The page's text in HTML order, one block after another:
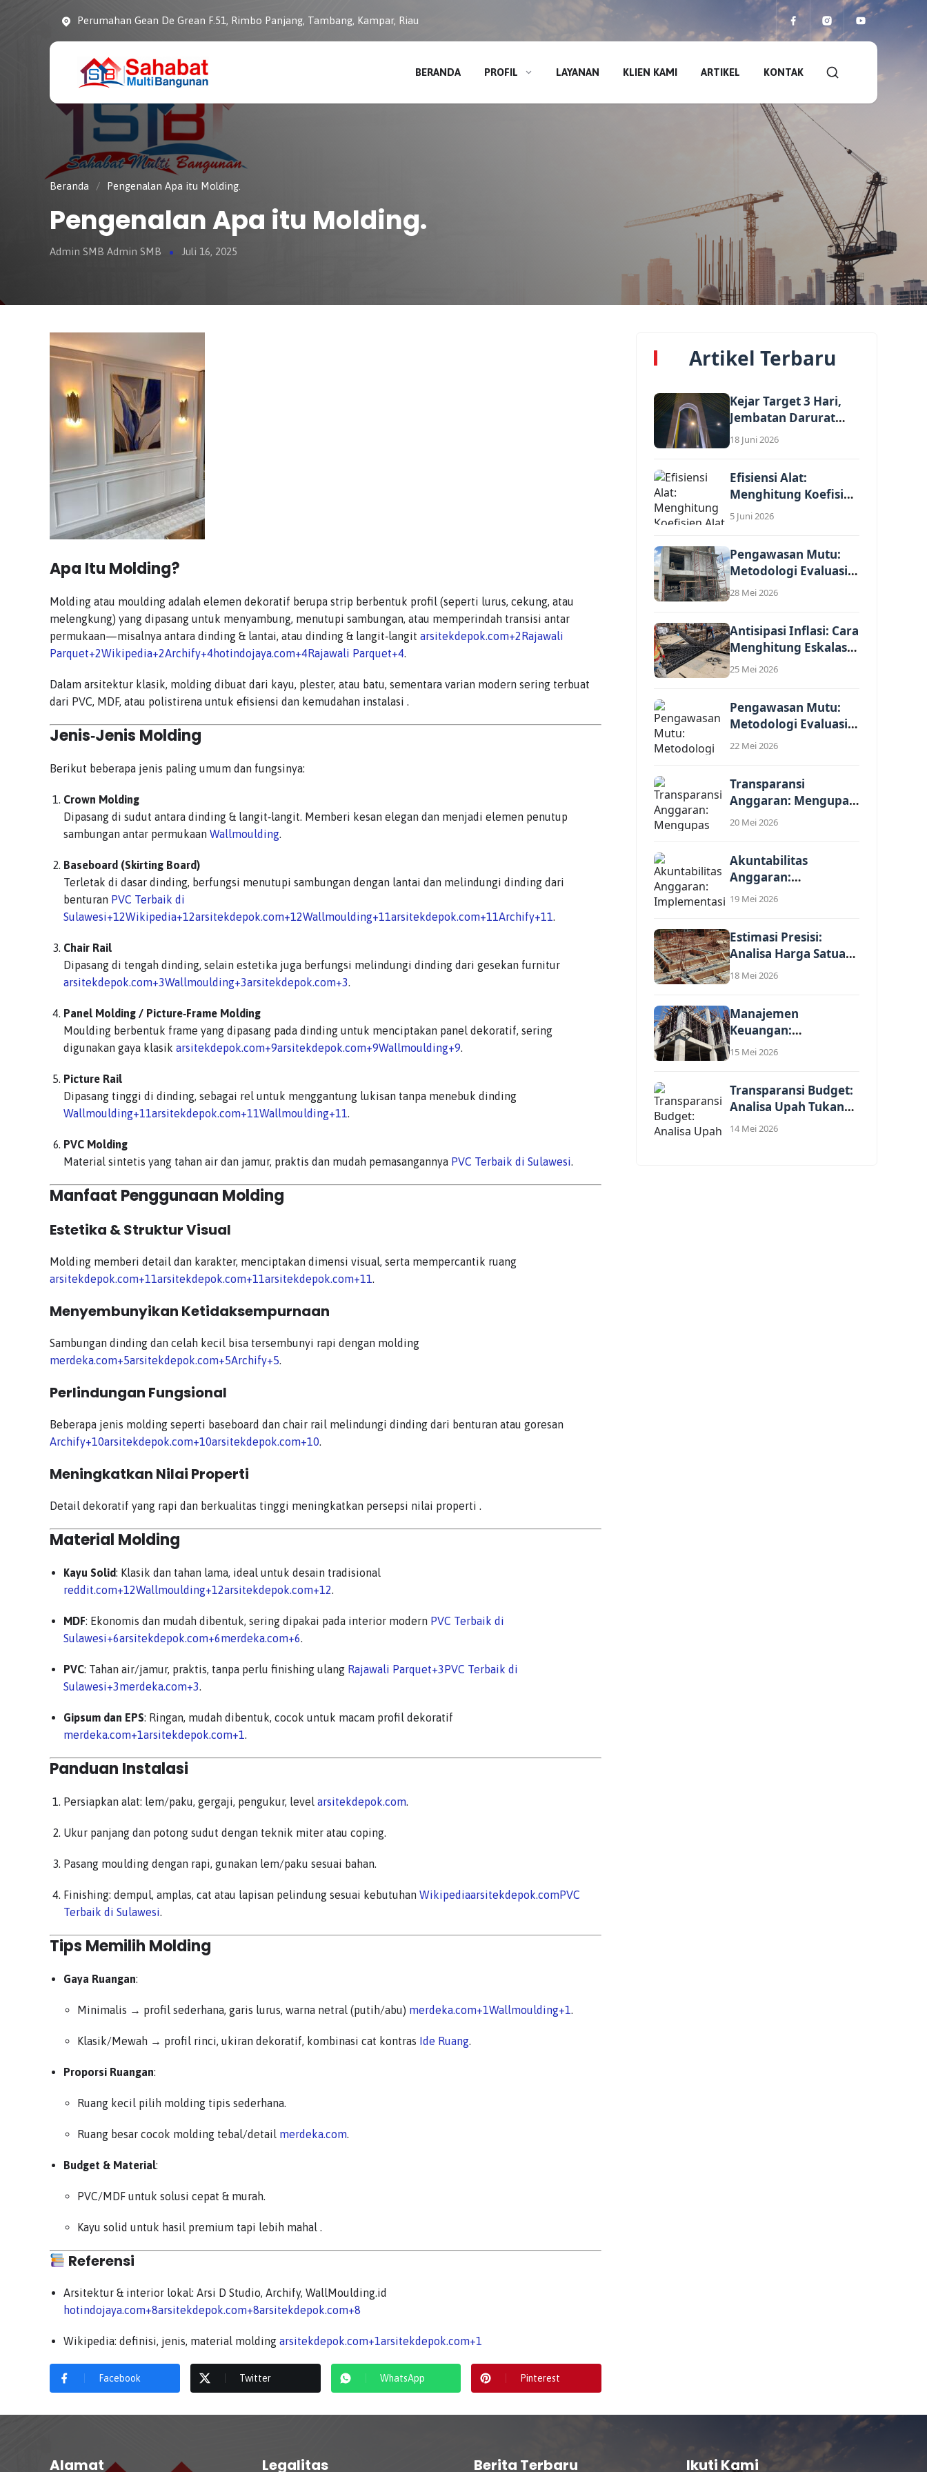
Perumahan Gean De Grean F.51, Rimbo Panjang, Tambang, Kampar, Riau
CV. SAHABAT
MULTI
BANGUNAN
Sahabat Pembangunan
Anda
BERANDA PROFIL LAYANAN KLIEN KAMI ARTIKEL KONTAK
Beranda / Pengenalan Apa itu Molding.
Pengenalan Apa itu Molding.
Admin SMB Admin SMB Juli 16, 2025
Apa Itu Molding?
Molding atau moulding adalah elemen dekoratif berupa strip berbentuk profil (seperti lurus, cekung, atau
melengkung) yang dipasang untuk menyambung, menutupi sambungan, atau memperindah transisi antar
permukaan—misalnya antara dinding & lantai, atau dinding & langit‑langit arsitekdepok.com+2Rajawali
Parquet+2Wikipedia+2Archify+4hotindojaya.com+4Rajawali Parquet+4.
Dalam arsitektur klasik, molding dibuat dari kayu, plester, atau batu, sementara varian modern sering terbuat
dari PVC, MDF, atau polistirena untuk efisiensi dan kemudahan instalasi .
Jenis‑Jenis Molding
Berikut beberapa jenis paling umum dan fungsinya:
Crown Molding
Dipasang di sudut antara dinding & langit‑langit. Memberi kesan elegan dan menjadi elemen penutup
sambungan antar permukaan Wallmoulding.
Baseboard (Skirting Board)
Terletak di dasar dinding, berfungsi menutupi sambungan dengan lantai dan melindungi dinding dari
benturan PVC Terbaik di
Sulawesi+12Wikipedia+12arsitekdepok.com+12Wallmoulding+11arsitekdepok.com+11Archify+11.
Chair Rail
Dipasang di tengah dinding, selain estetika juga berfungsi melindungi dinding dari gesekan furnitur
arsitekdepok.com+3Wallmoulding+3arsitekdepok.com+3.
Panel Molding / Picture‑Frame Molding
Moulding berbentuk frame yang dipasang pada dinding untuk menciptakan panel dekoratif, sering
digunakan gaya klasik arsitekdepok.com+9arsitekdepok.com+9Wallmoulding+9.
Picture Rail
Dipasang tinggi di dinding, sebagai rel untuk menggantung lukisan tanpa menebuk dinding
Wallmoulding+11arsitekdepok.com+11Wallmoulding+11.
PVC Molding
Material sintetis yang tahan air dan jamur, praktis dan mudah pemasangannya PVC Terbaik di Sulawesi.
Manfaat Penggunaan Molding
Estetika & Struktur Visual
Molding memberi detail dan karakter, menciptakan dimensi visual, serta mempercantik ruang
arsitekdepok.com+11arsitekdepok.com+11arsitekdepok.com+11.
Menyembunyikan Ketidaksempurnaan
Sambungan dinding dan celah kecil bisa tersembunyi rapi dengan molding
merdeka.com+5arsitekdepok.com+5Archify+5.
Perlindungan Fungsional
Beberapa jenis molding seperti baseboard dan chair rail melindungi dinding dari benturan atau goresan
Archify+10arsitekdepok.com+10arsitekdepok.com+10.
Meningkatkan Nilai Properti
Detail dekoratif yang rapi dan berkualitas tinggi meningkatkan persepsi nilai properti .
Material Molding
Kayu Solid: Klasik dan tahan lama, ideal untuk desain tradisional
reddit.com+12Wallmoulding+12arsitekdepok.com+12.
MDF: Ekonomis dan mudah dibentuk, sering dipakai pada interior modern PVC Terbaik di
Sulawesi+6arsitekdepok.com+6merdeka.com+6.
PVC: Tahan air/jamur, praktis, tanpa perlu finishing ulang Rajawali Parquet+3PVC Terbaik di
Sulawesi+3merdeka.com+3.
Gipsum dan EPS: Ringan, mudah dibentuk, cocok untuk macam profil dekoratif
merdeka.com+1arsitekdepok.com+1.
Panduan Instalasi
Persiapkan alat: lem/paku, gergaji, pengukur, level arsitekdepok.com.
Ukur panjang dan potong sudut dengan teknik miter atau coping.
Pasang moulding dengan rapi, gunakan lem/paku sesuai bahan.
Finishing: dempul, amplas, cat atau lapisan pelindung sesuai kebutuhan Wikipediaarsitekdepok.comPVC
Terbaik di Sulawesi.
Tips Memilih Molding
Gaya Ruangan:
Minimalis → profil sederhana, garis lurus, warna netral (putih/abu) merdeka.com+1Wallmoulding+1.
Klasik/Mewah → profil rinci, ukiran dekoratif, kombinasi cat kontras Ide Ruang.
Proporsi Ruangan:
Ruang kecil pilih molding tipis sederhana.
Ruang besar cocok molding tebal/detail merdeka.com.
Budget & Material:
PVC/MDF untuk solusi cepat & murah.
Kayu solid untuk hasil premium tapi lebih mahal .
Referensi
Arsitektur & interior lokal: Arsi D Studio, Archify, WallMoulding.id
hotindojaya.com+8arsitekdepok.com+8arsitekdepok.com+8
Wikipedia: definisi, jenis, material molding arsitekdepok.com+1arsitekdepok.com+1
Facebook Twitter WhatsApp Pinterest
Artikel Terbaru
Kejar Target 3 Hari,
Jembatan Darurat
Nelayan Rumbai...
18 Juni 2026
Efisiensi Alat:
Menghitung Koefisien
Alat Berat dalam
5 Juni 2026
Pengawasan Mutu:
Metodologi Evaluasi
Kewajaran Harga
28 Mei 2026
Antisipasi Inflasi: Cara
Menghitung Eskalasi
Harga dalam
25 Mei 2026
Pengawasan Mutu:
Metodologi Evaluasi
Kewajaran Harga
22 Mei 2026
Transparansi
Anggaran: Mengupas
Komponen Biaya
20 Mei 2026
Akuntabilitas
Anggaran:
Implementasi Standar
19 Mei 2026
Estimasi Presisi:
Analisa Harga Satuan
Pekerjaan Renovasi
18 Mei 2026
Manajemen
Keuangan:
Perhitungan Profit
15 Mei 2026
Transparansi Budget:
Analisa Upah Tukang
Per Meter Persegi...
14 Mei 2026
Alamat Legalitas Berita Terbaru Ikuti Kami